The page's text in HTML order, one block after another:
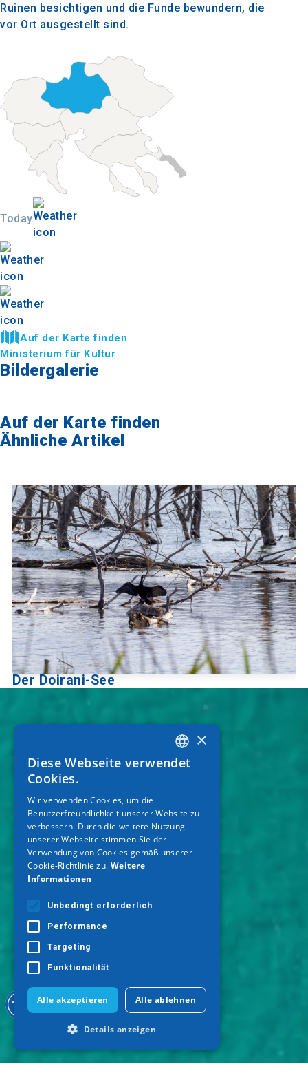
Ruinen besichtigen und die Funde bewundern, die
vor Ort ausgestellt sind.
Today
Auf der Karte finden
Ministerium für Kultur
Bildergalerie
Auf der Karte finden
Ähnliche Artikel
Der Doirani-See
GREEK
GERMAN
×
Diese Webseite verwendet
Cookies.
Wir verwenden Cookies, um die
Benutzerfreundlichkeit unserer Website zu
verbessern. Durch die weitere Nutzung
unserer Webseite stimmen Sie der
Verwendung von Cookies gemäß unserer
Cookie-Richtlinie zu. Weitere
Informationen
Unbedingt erforderlich
Performance
Targeting
Funktionalität
Alle akzeptieren Alle ablehnen
Details anzeigen